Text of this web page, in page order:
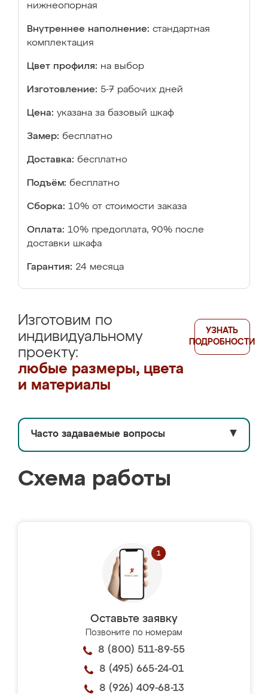
нижнеопорная
Внутреннее наполнение: стандартная
комплектация
Цвет профиля: на выбор
Изготовление: 5-7 рабочих дней
Цена: указана за базовый шкаф
Замер: бесплатно
Доставка: бесплатно
Подъём: бесплатно
Сборка: 10% от стоимости заказа
Оплата: 10% предоплата, 90% после
доставки шкафа
Гарантия: 24 месяца
Изготовим по
индивидуальному
проекту:
любые размеры, цвета
и материалы
УЗНАТЬ
ПОДРОБНОСТИ
Часто задаваемые вопросы ▼
Схема работы
Оставьте заявку
Позвоните по номерам
8 (800) 511-89-55
8 (495) 665-24-01
8 (926) 409-68-13